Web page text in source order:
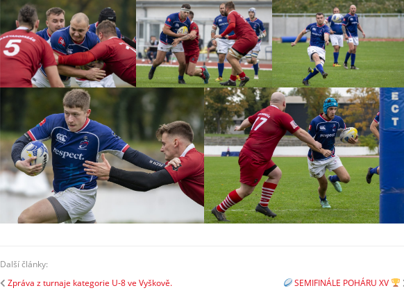
Další články:
Zpráva z turnaje kategorie U-8 ve Vyškově.
SEMIFINÁLE POHÁRU XV